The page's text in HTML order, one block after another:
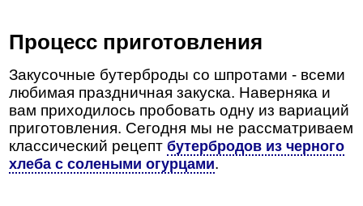
Процесс приготовления
Закусочные бутерброды со шпротами - всеми
любимая праздничная закуска. Наверняка и
вам приходилось пробовать одну из вариаций
приготовления. Сегодня мы не рассматриваем
классический рецептбутербродов из черного
хлеба с солеными огурцами.